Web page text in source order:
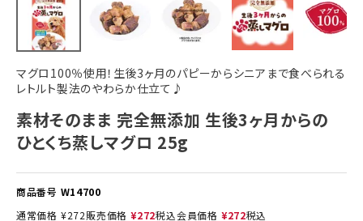
マグロ100％使用！生後3ヶ月のパピーからシニアまで食べられる
レトルト製法のやわらか仕立て♪
素材そのまま 完全無添加 生後3ヶ月からの
ひとくち蒸しマグロ 25g
商品番号 W14700
通常価格 ¥272販売価格 ¥272税込会員価格 ¥272税込